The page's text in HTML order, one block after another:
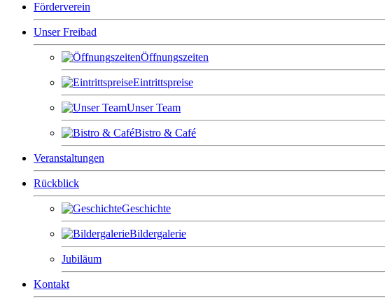
Förderverein
Unser Freibad
Öffnungszeiten
Eintrittspreise
Unser Team
Bistro & Café
Veranstaltungen
Rückblick
Geschichte
Bildergalerie
Jubiläum
Kontakt